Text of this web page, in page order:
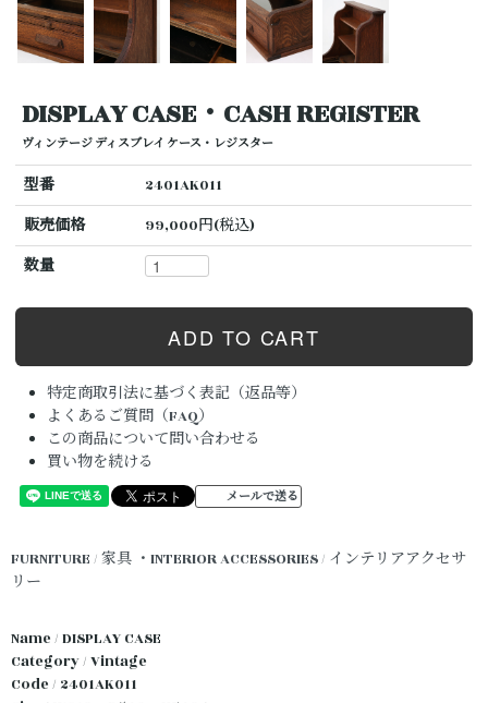
DISPLAY CASE・CASH REGISTER
ヴィンテージ ディスプレイ ケース・レジスター
型番
2401AK011
販売価格
99,000円(税込)
数量
特定商取引法に基づく表記（返品等）
よくあるご質問（FAQ）
この商品について問い合わせる
買い物を続ける
メールで送る
FURNITURE / 家具 ・INTERIOR ACCESSORIES / インテリアアクセサ
リー
Name / DISPLAY CASE
Category / Vintage
Code / 2401AK011